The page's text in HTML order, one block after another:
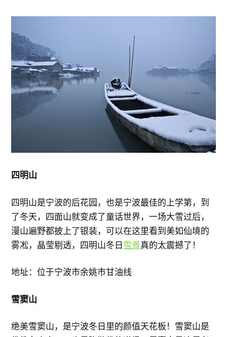
四明山
四明山是宁波的后花园，也是宁波最佳的上学第，到
了冬天，四面山就变成了童话世界，一场大雪过后，
漫山遍野都披上了银装，可以在这里看到美如仙境的
雾凇，晶莹剔透，四明山冬日雪景真的太震撼了！
地址：位于宁波市余姚市甘油线
雪窦山
绝美雪窦山，是宁波冬日里的颜值天花板！雪窦山是